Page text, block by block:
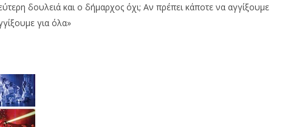
δουλειά και ο δήμαρχος όχι; Αν πρέπει κάποτε να αγγίξουμε
για όλα»